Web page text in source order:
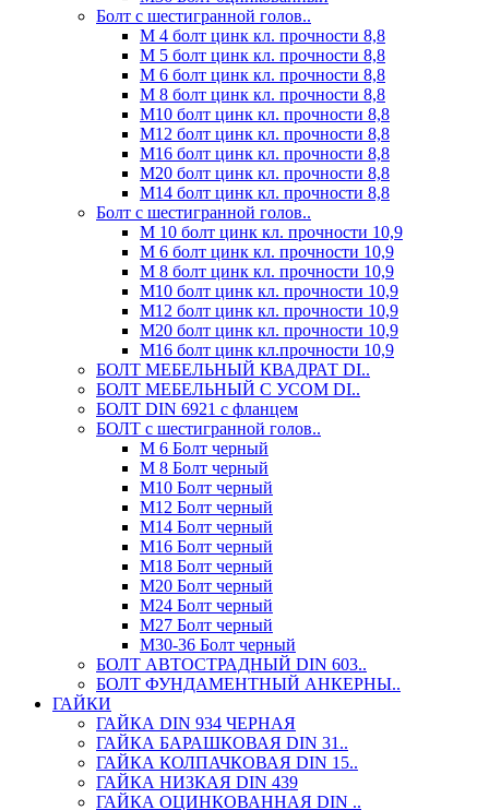
Болт с шестигранной голов..
М 4 болт цинк кл. прочности 8,8
М 5 болт цинк кл. прочности 8,8
М 6 болт цинк кл. прочности 8,8
М 8 болт цинк кл. прочности 8,8
М10 болт цинк кл. прочности 8,8
М12 болт цинк кл. прочности 8,8
М16 болт цинк кл. прочности 8,8
М20 болт цинк кл. прочности 8,8
М14 болт цинк кл. прочности 8,8
Болт с шестигранной голов..
М 10 болт цинк кл. прочности 10,9
М 6 болт цинк кл. прочности 10,9
М 8 болт цинк кл. прочности 10,9
М10 болт цинк кл. прочности 10,9
М12 болт цинк кл. прочности 10,9
М20 болт цинк кл. прочности 10,9
М16 болт цинк кл.прочности 10,9
БОЛТ МЕБЕЛЬНЫЙ КВАДРАТ DI..
БОЛТ МЕБЕЛЬНЫЙ С УСОМ DI..
БОЛТ DIN 6921 c фланцем
БОЛТ с шестигранной голов..
М 6 Болт черный
М 8 Болт черный
М10 Болт черный
М12 Болт черный
М14 Болт черный
М16 Болт черный
М18 Болт черный
М20 Болт черный
М24 Болт черный
М27 Болт черный
М30-36 Болт черный
БОЛТ АВТОСТРАДНЫЙ DIN 603..
БОЛТ ФУНДАМЕНТНЫЙ АНКЕРНЫ..
ГАЙКИ
ГАЙКА DIN 934 ЧЕРНАЯ
ГАЙКА БАРАШКОВАЯ DIN 31..
ГАЙКА КОЛПАЧКОВАЯ DIN 15..
ГАЙКА НИЗКАЯ DIN 439
ГАЙКА ОЦИНКОВАННАЯ DIN ..